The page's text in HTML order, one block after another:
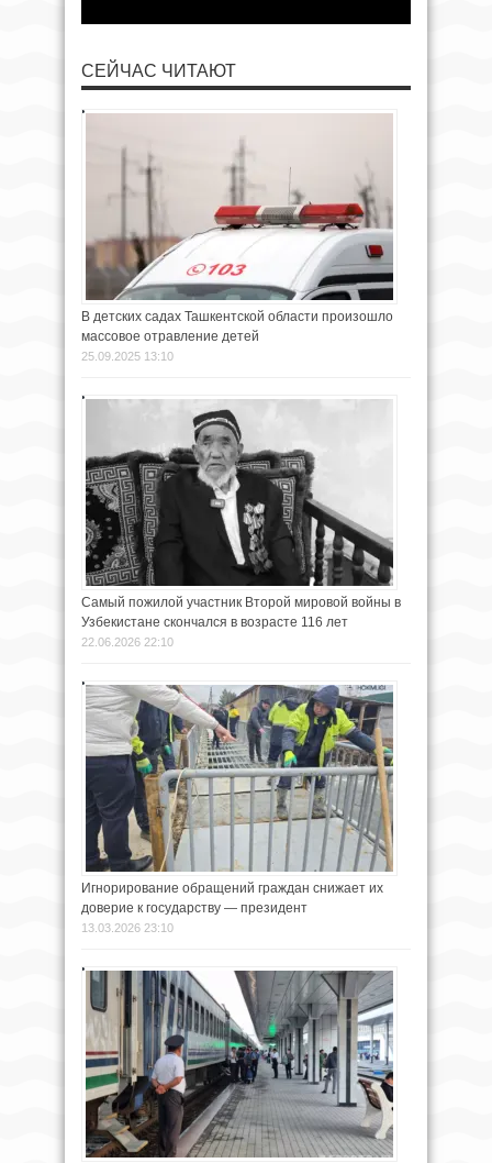
СЕЙЧАС ЧИТАЮТ
В детских садах Ташкентской области произошло
массовое отравление детей
25.09.2025 13:10
Самый пожилой участник Второй мировой войны в
Узбекистане скончался в возрасте 116 лет
22.06.2026 22:10
Игнорирование обращений граждан снижает их
доверие к государству — президент
13.03.2026 23:10